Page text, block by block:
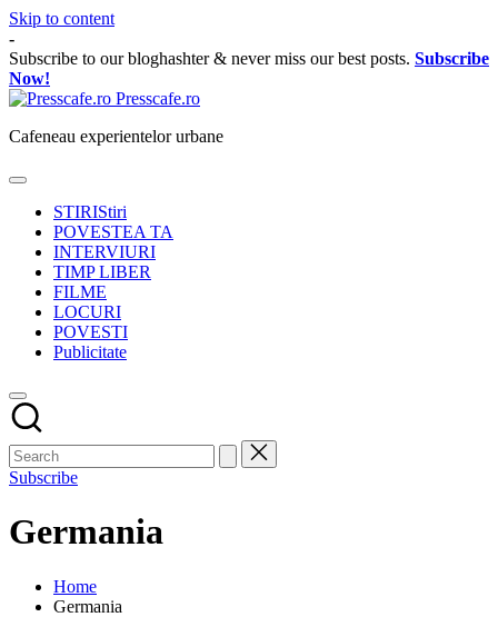
Skip to content
-
Subscribe to our bloghashter & never miss our best posts. Subscribe
Now!
Presscafe.ro
Cafeneau experientelor urbane
STIRIStiri
POVESTEA TA
INTERVIURI
TIMP LIBER
FILME
LOCURI
POVESTI
Publicitate
Subscribe
Germania
Home
Germania